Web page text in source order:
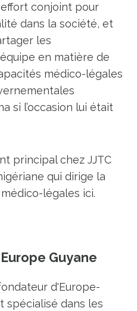
effort conjoint pour
dans la société, et
les
en matière de
médico-légales
si l’occasion lui était
principal chez JJTC
qui dirige la
légales ici.
Guyane
d'Europe-
spécialisé dans les